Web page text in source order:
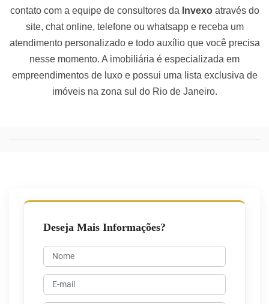
contato com a equipe de consultores da Invexoatravés do
site, chat online, telefone ou whatsapp e receba um
atendimento personalizado e todo auxílio que você precisa
nesse momento. A imobiliária é especializada em
empreendimentos de luxo e possui uma lista exclusiva de
imóveis na zona sul do Rio de Janeiro.
Deseja Mais Informações?